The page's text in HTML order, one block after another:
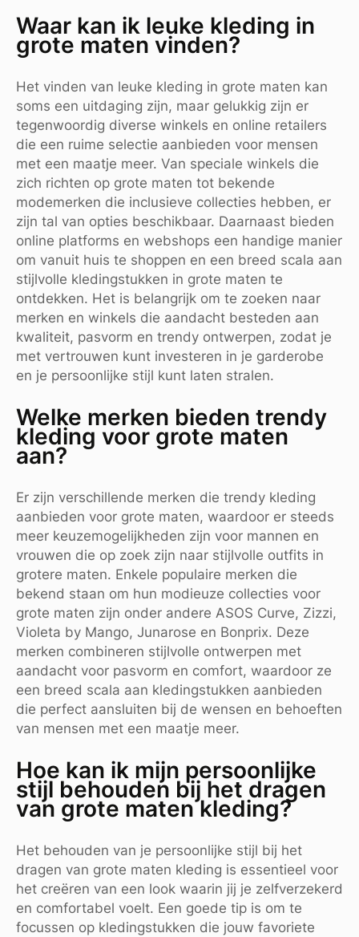
Waar kan ik leuke kleding in
grote maten vinden?
Het vinden van leuke kleding in grote maten kan
soms een uitdaging zijn, maar gelukkig zijn er
tegenwoordig diverse winkels en online retailers
die een ruime selectie aanbieden voor mensen
met een maatje meer. Van speciale winkels die
zich richten op grote maten tot bekende
modemerken die inclusieve collecties hebben, er
zijn tal van opties beschikbaar. Daarnaast bieden
online platforms en webshops een handige manier
om vanuit huis te shoppen en een breed scala aan
stijlvolle kledingstukken in grote maten te
ontdekken. Het is belangrijk om te zoeken naar
merken en winkels die aandacht besteden aan
kwaliteit, pasvorm en trendy ontwerpen, zodat je
met vertrouwen kunt investeren in je garderobe
en je persoonlijke stijl kunt laten stralen.
Welke merken bieden trendy
kleding voor grote maten
aan?
Er zijn verschillende merken die trendy kleding
aanbieden voor grote maten, waardoor er steeds
meer keuzemogelijkheden zijn voor mannen en
vrouwen die op zoek zijn naar stijlvolle outfits in
grotere maten. Enkele populaire merken die
bekend staan om hun modieuze collecties voor
grote maten zijn onder andere ASOS Curve, Zizzi,
Violeta by Mango, Junarose en Bonprix. Deze
merken combineren stijlvolle ontwerpen met
aandacht voor pasvorm en comfort, waardoor ze
een breed scala aan kledingstukken aanbieden
die perfect aansluiten bij de wensen en behoeften
van mensen met een maatje meer.
Hoe kan ik mijn persoonlijke
stijl behouden bij het dragen
van grote maten kleding?
Het behouden van je persoonlijke stijl bij het
dragen van grote maten kleding is essentieel voor
het creëren van een look waarin jij je zelfverzekerd
en comfortabel voelt. Een goede tip is om te
focussen op kledingstukken die jouw favoriete